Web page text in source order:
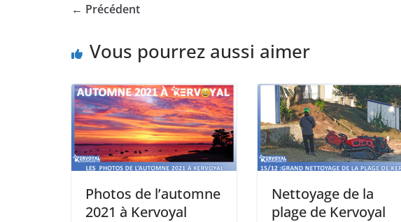
← Précédent
Vous pourrez aussi aimer
Photos de l’automne
2021 à Kervoyal
Nettoyage de la
plage de Kervoyal